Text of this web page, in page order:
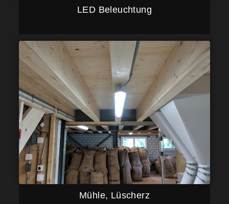
LED Beleuchtung
Mühle, Lüscherz